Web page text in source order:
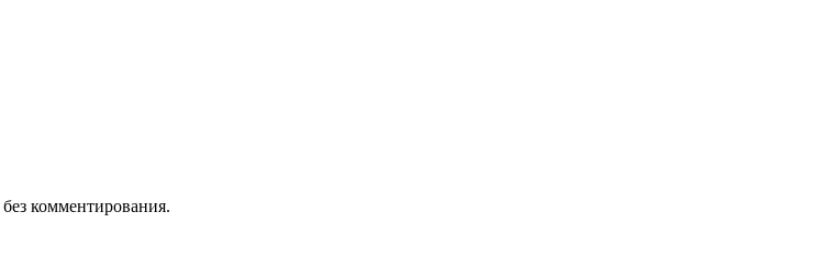
без комментирования.